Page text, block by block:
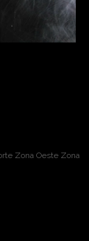
Zona Oeste Zona